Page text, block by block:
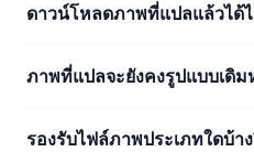
ดาวน์โหลดภาพที่แปลแล้วได้
ภาพที่แปลจะยังคงรูปแบบเดิม
รองรับไฟล์ภาพประเภทใดบ้า